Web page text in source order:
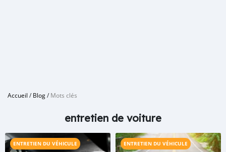
Accueil /Blog/Mots clés
entretien de voiture
ENTRETIEN DU VÉHICULE ENTRETIEN DU VÉHICULE